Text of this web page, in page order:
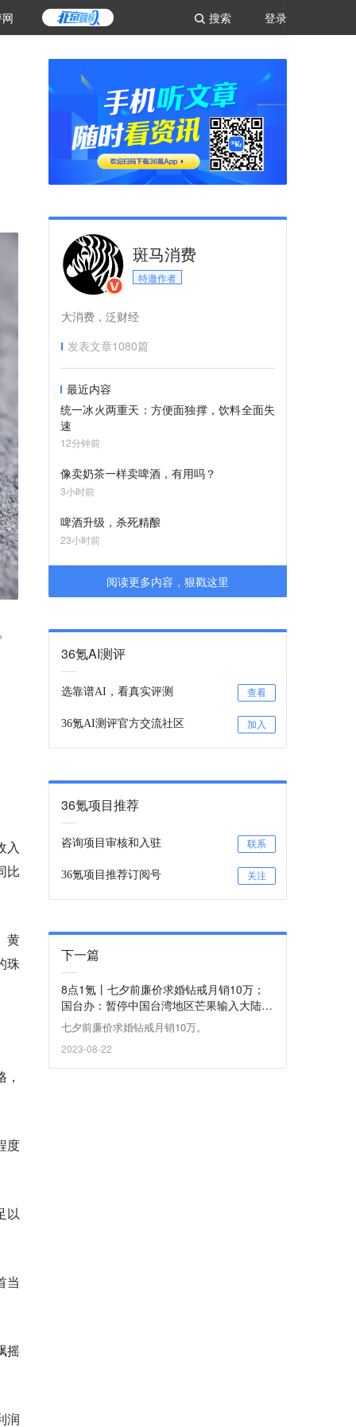
登录
搜索
入
比
黄
珠
度
以
当
摇
润
斑马消费
特邀作者
大消费，泛财经
发表文章1080篇
最近内容
统一冰火两重天：方便面独撑，饮料全面失
速
12分钟前
像卖奶茶一样卖啤酒，有用吗？
3小时前
啤酒升级，杀死精酿
23小时前
阅读更多内容，狠戳这里
36氪AI测评
选靠谱AI，看真实评测 查看
36氪AI测评官方交流社区 加入
36氪项目推荐
咨询项目审核和入驻 联系
36氪项目推荐订阅号 关注
下一篇
8点1氪丨七夕前廉价求婚钻戒月销10万；
国台办：暂停中国台湾地区芒果输入大陆；
安慕希回应主播不当言论：直播方非安慕希
官方渠道
​七夕前廉价求婚钻戒月销10万。
2023-08-22